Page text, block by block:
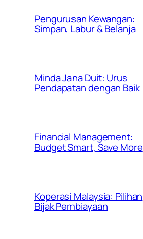
Pengurusan Kewangan:
Simpan, Labur & Belanja
Minda Jana Duit: Urus
Pendapatan dengan Baik
Financial Management:
Budget Smart, Save More
Koperasi Malaysia: Pilihan
Bijak Pembiayaan